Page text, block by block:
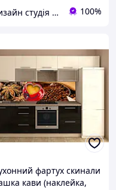
дизайн студія VlaDDecor 100%
фартух скинали
кави (наклейка,